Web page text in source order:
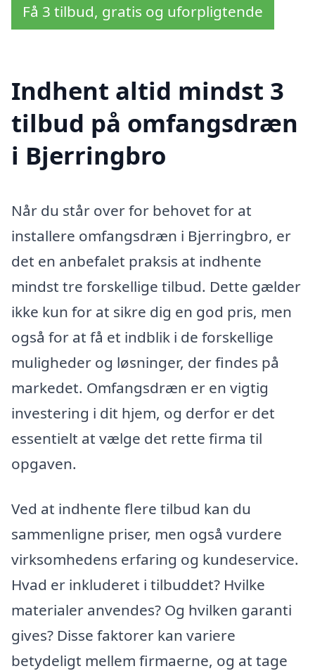
Få 3 tilbud, gratis og uforpligtende
Indhent altid mindst 3
tilbud på omfangsdræn
i Bjerringbro
Når du står over for behovet for at
installere omfangsdræn i Bjerringbro, er
det en anbefalet praksis at indhente
mindst tre forskellige tilbud. Dette gælder
ikke kun for at sikre dig en god pris, men
også for at få et indblik i de forskellige
muligheder og løsninger, der findes på
markedet. Omfangsdræn er en vigtig
investering i dit hjem, og derfor er det
essentielt at vælge det rette firma til
opgaven.
Ved at indhente flere tilbud kan du
sammenligne priser, men også vurdere
virksomhedens erfaring og kundeservice.
Hvad er inkluderet i tilbuddet? Hvilke
materialer anvendes? Og hvilken garanti
gives? Disse faktorer kan variere
betydeligt mellem firmaerne, og at tage